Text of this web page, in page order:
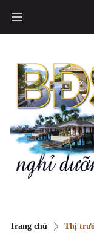
Trang chủ Thị